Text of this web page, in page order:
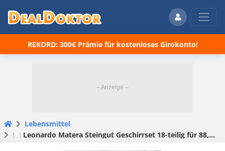
REKORD: 300€ Prämie für kostenloses Girokonto!
Lebensmittel
🍽 Leonardo Matera Steingut Geschirrset 18-teilig für 88,10€ (statt 121€)